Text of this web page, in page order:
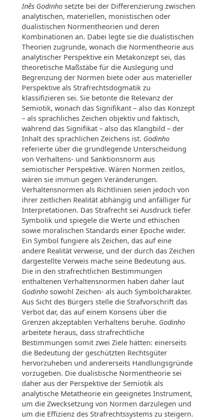
Inês Godinhosetzte bei der Differenzierung zwischen
analytischen, materiellen, monistischen oder
dualistischen Normentheorien und deren
Kombinationen an. Dabei legte sie die dualistischen
Theorien zugrunde, wonach die Normentheorie aus
analytischer Perspektive ein Metakonzept sei, das
theoretische Maßstäbe für die Auslegung und
Begrenzung der Normen biete oder aus materieller
Perspektive als Strafrechtsdogmatik zu
klassifizieren sei. Sie betonte die Relevanz der
Semiotik, wonach das Signifikant – also das Konzept
– als sprachliches Zeichen objektiv und faktisch,
während das Signifikat – also das Klangbild – der
Inhalt des sprachlichen Zeichens ist. Godinho
referierte über die grundlegende Unterscheidung
von Verhaltens- und Sanktionsnorm aus
semiotischer Perspektive. Wären Normen zeitlos,
wären sie immun gegen Veränderungen.
Verhaltensnormen als Richtlinien seien jedoch von
ihrer zeitlichen Realität abhängig und anfälliger für
Interpretationen. Das Strafrecht sei Ausdruck tiefer
Symbolik und spiegele die Werte und ethischen
sowie moralischen Standards einer Epoche wider.
Ein Symbol fungiere als Zeichen, das auf eine
andere Realität verweise, und der durch das Zeichen
dargestellte Verweis mache seine Bedeutung aus.
Die in den strafrechtlichen Bestimmungen
enthaltenen Verhaltensnormen haben daher laut
Godinhosowohl Zeichen- als auch Symbolcharakter.
Aus Sicht des Bürgers stelle die Strafvorschrift das
Verbot dar, das auf einem Konsens über die
Grenzen akzeptablen Verhaltens beruhe. Godinho
arbeitete heraus, dass strafrechtliche
Bestimmungen somit zwei Ziele hätten: einerseits
die Bedeutung der geschützten Rechtsgüter
hervorzuheben und andererseits Handlungsgründe
vorzugeben. Die dualistische Normentheorie sei
daher aus der Perspektive der Semiotik als
analytische Metatheorie ein geeignetes Instrument,
um die Zwecksetzung von Normen darzulegen und
um die Effizienz des Strafrechtssystems zu steigern.